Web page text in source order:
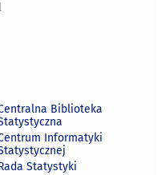
Biblioteka
Informatyki
Statystyki